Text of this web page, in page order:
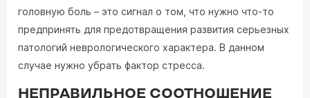
головную боль – это сигнал о том, что нужно что-то
предпринять для предотвращения развития серьезных
патологий неврологического характера. В данном
случае нужно убрать фактор стресса.
НЕПРАВИЛЬНОЕ СООТНОШЕНИЕ